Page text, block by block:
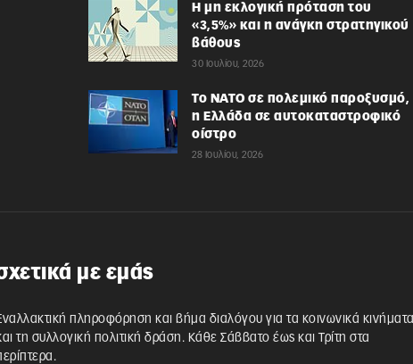
Η μη εκλογική πρόταση του
«3,5%» και η ανάγκη στρατηγικού
βάθους
30 Ιουλίου, 2026
Το ΝΑΤΟ σε πολεμικό παροξυσμό,
η Ελλάδα σε αυτοκαταστροφικό
οίστρο
28 Ιουλίου, 2026
με εμάς
πληροφόρηση και βήμα διαλόγου για τα κοινωνικά κινήματα
τη συλλογική πολιτική δράση. Κάθε Σάββατο έως και Τρίτη στα